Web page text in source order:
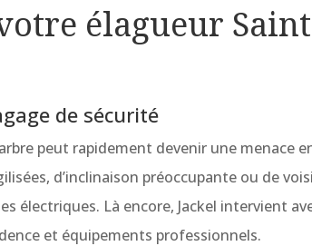
élagueur
de sécurité
peut rapidement devenir une menace
d’inclinaison préoccupante ou de
électriques. Là encore, Jackel intervient
et équipements professionnels.